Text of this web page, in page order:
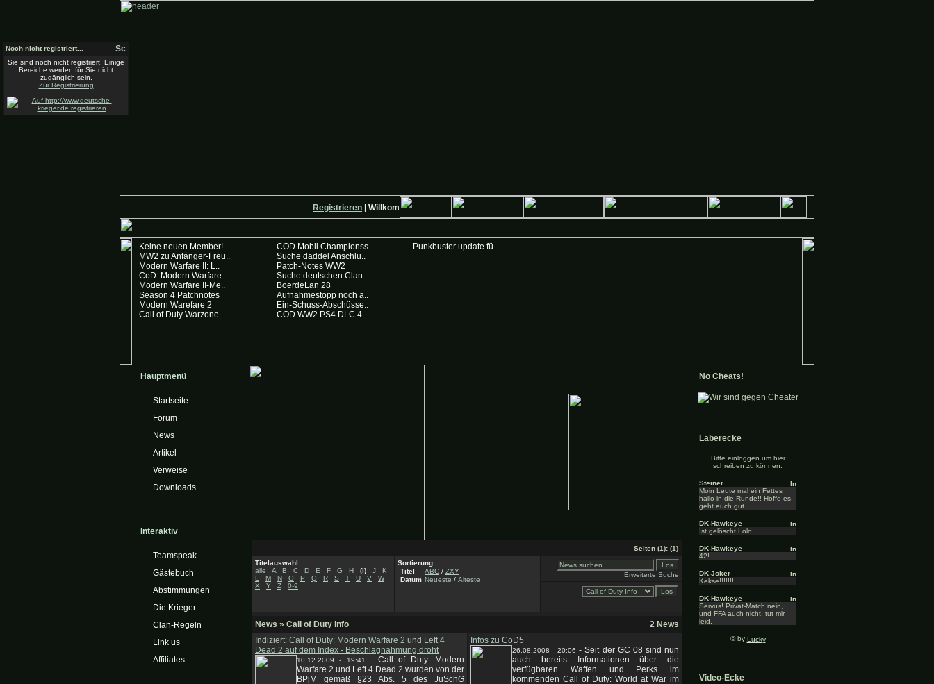
Registrieren| Willkommen auf Deutsche-Krieger.de
Keine neuen Member!
MW2 zu Anfänger-Freu..
Modern Warfare II: L..
CoD: Modern Warfare ..
Modern Warfare II-Me..
Season 4 Patchnotes
Modern Warefare 2
Call of Duty Warzone..
COD Mobil Championss..
Suche daddel Anschlu..
Patch-Notes WW2
Suche deutschen Clan..
BoerdeLan 28
Aufnahmestopp noch a..
Ein-Schuss-Abschüsse..
COD WW2 PS4 DLC 4
Punkbuster update fü..
Hauptmenü
Startseite
Forum
News
Artikel
Verweise
Downloads
Interaktiv
Teamspeak
Gästebuch
Abstimmungen
Die Krieger
Clan-Regeln
Link us
Affiliates
Seiten (1): (1)
Titelauswahl:
alle
A B C D E F G H (I) J
K
L
M N O P Q R S T U V
W
X
Y Z 0-9
Sortierung:
Titel
ABC / ZXY
Datum Neueste / Älteste
Erweiterte Suche
News » Call of Duty Info
2 News
Indiziert: Call of Duty: Modern Warfare 2 und Left 4
Dead 2 auf dem Index - Beschlagnahmung droht
10.12.2009 - 19:41 -Call of Duty: Modern
Warfare 2 und Left 4 Dead 2 wurden von der
BPjM gemäß §23 Abs. 5 des JuSchG
Infos zu CoD5
26.08.2008 - 20:06 -Seit der GC 08 sind nun
auch bereits Informationen über die
verfügbaren Waffen und Perks im
kommenden Call of Duty: World at War im
No Cheats!
Laberecke
Bitte einloggen um hier
schreiben zu können.
Steiner
Moin Leute mal ein Fettes
hallo in die Runde!! Hoffe es
geht euch gut.
DK-Hawkeye
Ist gelöscht Lolo
DK-Hawkeye
42!
DK-Joker
Kekse!!!!!!!
DK-Hawkeye
Servus! Privat-Match nein,
und FFA auch nicht, tut mir
leid.
© by Lucky
Video-Ecke
Noch nicht registriert...
Sie sind noch nicht registriert! Einige
Bereiche werden für Sie nicht
zugänglich sein.
Zur Registrierung